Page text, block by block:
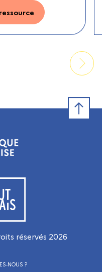
français
réservés 2026
NOUS ?